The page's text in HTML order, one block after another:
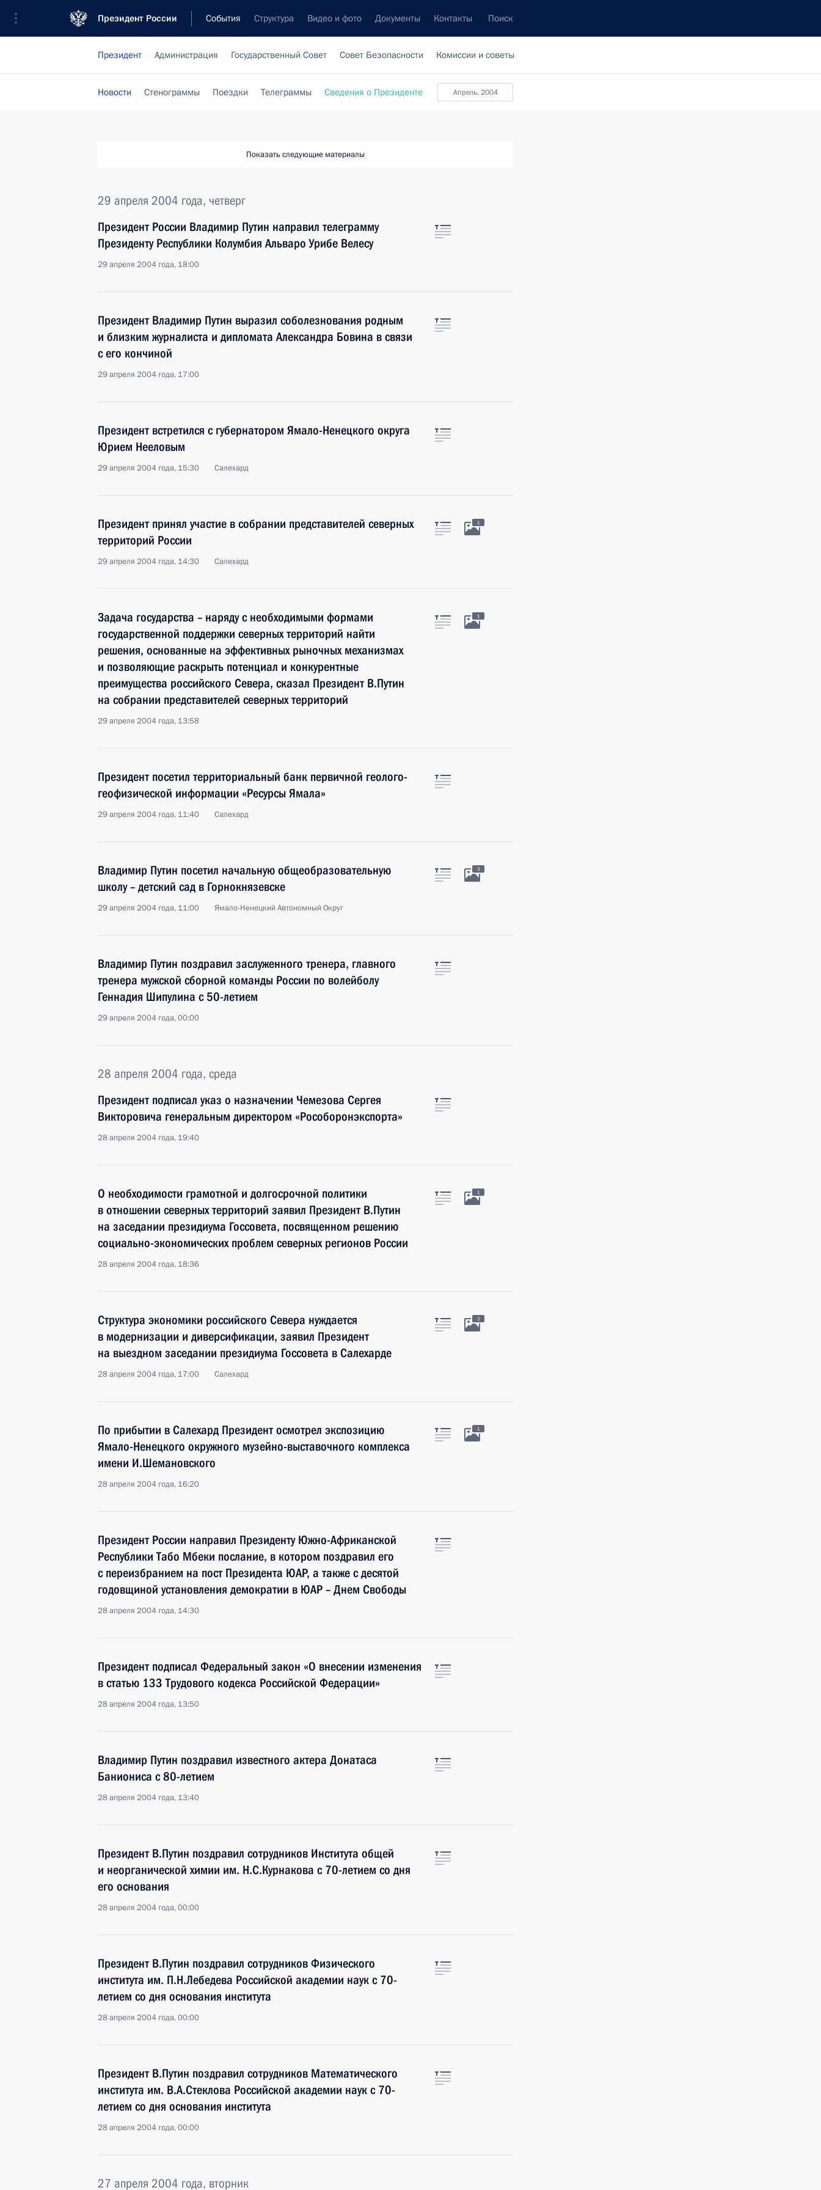
Президент России События Структура Видео и фото Документы Контакты Поиск
Президент Администрация Государственный Совет Совет Безопасности Комиссии и советы
апрель, 2004
Новости Стенограммы Поездки Телеграммы Сведения о Президенте
Показать следующие материалы
29 апреля 2004 года, четверг
Президент России Владимир Путин направил телеграмму
Президенту Республики Колумбия Альваро Урибе Велесу
29 апреля 2004 года, 18:00
Президент Владимир Путин выразил соболезнования родным
и близким журналиста и дипломата Александра Бовина в связи
с его кончиной
29 апреля 2004 года, 17:00
Президент встретился с губернатором Ямало-Ненецкого округа
Юрием Нееловым
29 апреля 2004 года, 15:30 Салехард
Президент принял участие в собрании представителей северных
территорий России
29 апреля 2004 года, 14:30 Салехард
1
Задача государства – наряду с необходимыми формами
государственной поддержки северных территорий найти
решения, основанные на эффективных рыночных механизмах
и позволяющие раскрыть потенциал и конкурентные
преимущества российского Севера, сказал Президент В.Путин
на собрании представителей северных территорий
29 апреля 2004 года, 13:58
1
Президент посетил территориальный банк первичной геолого-
геофизической информации «Ресурсы Ямала»
29 апреля 2004 года, 11:40 Салехард
Владимир Путин посетил начальную общеобразовательную
школу – детский сад в Горнокнязевске
29 апреля 2004 года, 11:00 Ямало-Ненецкий Автономный Округ
3
Владимир Путин поздравил заслуженного тренера, главного
тренера мужской сборной команды России по волейболу
Геннадия Шипулина с 50-летием
29 апреля 2004 года, 00:00
28 апреля 2004 года, среда
Президент подписал указ о назначении Чемезова Сергея
Викторовича генеральным директором «Рособоронэкспорта»
28 апреля 2004 года, 19:40
О необходимости грамотной и долгосрочной политики
в отношении северных территорий заявил Президент В.Путин
на заседании президиума Госсовета, посвященном решению
социально-экономических проблем северных регионов России
28 апреля 2004 года, 18:36
1
Структура экономики российского Севера нуждается
в модернизации и диверсификации, заявил Президент
на выездном заседании президиума Госсовета в Салехарде
28 апреля 2004 года, 17:00 Салехард
2
По прибытии в Салехард Президент осмотрел экспозицию
Ямало-Ненецкого окружного музейно-выставочного комплекса
имени И.Шемановского
28 апреля 2004 года, 16:20
1
Президент России направил Президенту Южно-Африканской
Республики Табо Мбеки послание, в котором поздравил его
с переизбранием на пост Президента ЮАР, а также с десятой
годовщиной установления демократии в ЮАР – Днем Свободы
28 апреля 2004 года, 14:30
Президент подписал Федеральный закон «О внесении изменения
в статью 133 Трудового кодекса Российской Федерации»
28 апреля 2004 года, 13:50
Владимир Путин поздравил известного актера Донатаса
Баниониса с 80-летием
28 апреля 2004 года, 13:40
Президент В.Путин поздравил сотрудников Института общей
и неорганической химии им. Н.С.Курнакова с 70-летием со дня
его основания
28 апреля 2004 года, 00:00
Президент В.Путин поздравил сотрудников Физического
института им. П.Н.Лебедева Российской академии наук с 70-
летием со дня основания института
28 апреля 2004 года, 00:00
Президент В.Путин поздравил сотрудников Математического
института им. В.А.Стеклова Российской академии наук с 70-
летием со дня основания института
28 апреля 2004 года, 00:00
27 апреля 2004 года, вторник